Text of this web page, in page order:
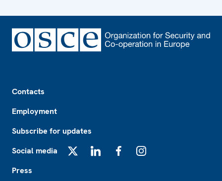
Contacts
Employment
Subscribe for updates
Social media
Press